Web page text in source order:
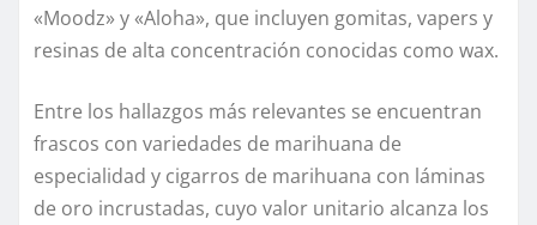
«Moodz» y «Aloha», que incluyen gomitas, vapers y
resinas de alta concentración conocidas como wax.
Entre los hallazgos más relevantes se encuentran
frascos con variedades de marihuana de
especialidad y cigarros de marihuana con láminas
de oro incrustadas, cuyo valor unitario alcanza los